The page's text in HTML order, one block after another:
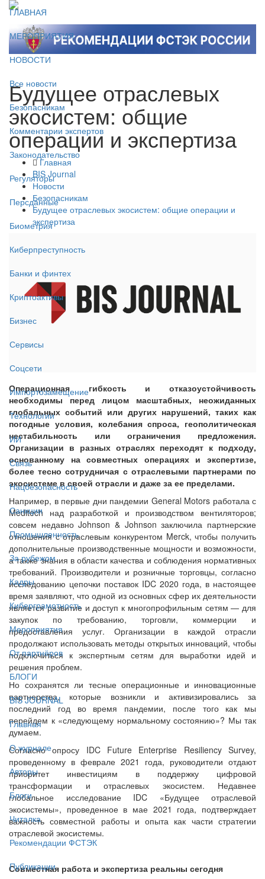
ГЛАВНАЯ
МЕРОПРИЯТИЯ
НОВОСТИ
Все новости
Безопасникам
Комментарии экспертов
Законодательство
Регуляторы
Персданные
Биометрия
Киберпреступность
Банки и финтех
Криптоактивы
Бизнес
Сервисы
Соцсети
Импортозамещение
Технологии
ИИ
Связь
Нацбезопасность
Санкции
Промышленность
За рубежом
Кадры
Киберграмотность
Мероприятия
От партнёров
БЛОГИ
BIS JOURNAL
Главная
О журнале
Авторы
Блоги
Читалка
Рекомендации ФСТЭК
Публикации
Будущее отраслевых
экосистем: общие
операции и экспертиза
Главная
BIS Journal
Новости
Безопасникам
Будущее отраслевых экосистем: общие операции и
экспертиза
Операционная гибкость и отказоустойчивость
необходимы перед лицом масштабных, неожиданных
глобальных событий или других нарушений, таких как
погодные условия, колебания спроса, геополитическая
нестабильность или ограничения предложения.
Организации в разных отраслях переходят к подходу,
основанному на совместных операциях и экспертизе,
более тесно сотрудничая с отраслевыми партнерами по
экосистеме в своей отрасли и даже за ее пределами.
Например, в первые дни пандемии General Motors работала с
Meditech над разработкой и производством вентиляторов;
совсем недавно Johnson & Johnson заключила партнерские
отношения с отраслевым конкурентом Merck, чтобы получить
дополнительные производственные мощности и возможности,
а также знания в области качества и соблюдения нормативных
требований. Производители и розничные торговцы, согласно
исследованию цепочки поставок IDC 2020 года, в настоящее
время заявляют, что одной из основных сфер их деятельности
является развитие и доступ к многопрофильным сетям — для
закупок по требованию, торговли, коммерции и
предоставления услуг. Организации в каждой отрасли
продолжают использовать методы открытых инноваций, чтобы
подключиться к экспертным сетям для выработки идей и
решения проблем.
Но сохранятся ли тесные операционные и инновационные
партнерства, которые возникли и активизировались за
последний год во время пандемии, после того как мы
перейдем к «следующему нормальному состоянию»? Мы так
думаем.
Согласно опросу IDC Future Enterprise Resiliency Survey,
проведенному в феврале 2021 года, руководители отдают
приоритет инвестициям в поддержку цифровой
трансформации и отраслевых экосистем. Недавнее
глобальное исследование IDC «Будущее отраслевой
экосистемы», проведенное в мае 2021 года, подтверждает
важность совместной работы и опыта как части стратегии
отраслевой экосистемы.
Совместная работа и экспертиза реальны сегодня